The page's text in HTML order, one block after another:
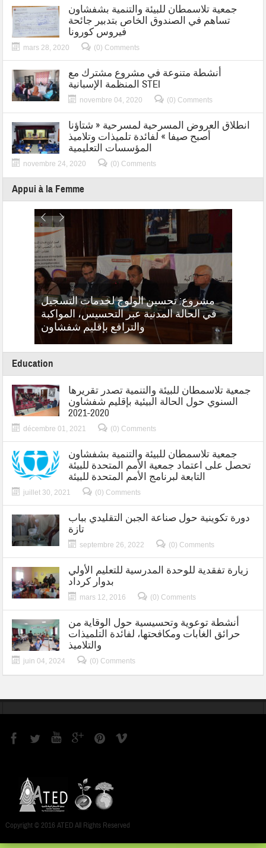
جمعية تلاسمطان للبيئة والتنمية بشفشاون
تساهم في الصندوق الخاص بتدبير جائحة
فيروس كورونا
mars 28, 2020 (0) Comments
أنشطة متنوعة في مشروع مشترك مع
المنظمة الإسبانية STEI
novembre 04, 2020 (0) Comments
انطلاق العروض المسرحية لمسرحية « شتاؤنا
أصبح صيفا » لفائدة تلميذات وتلاميذ
المؤسسات التعليمية
novembre 24, 2020 (0) Comments
Appui à la Femme
مشروع: تحسين الولوج لخدمات التسجيل
في الحالة المدنية عبر التحسيس، المواكبة
والترافع بإقليم شفشاون
Education
جمعية تلاسمطان للبيئة والتنمية تصدر تقريرها
السنوي حول الحالة البيئية بإقليم شفشاون
2020-2021
décembre 01, 2021 (0) Comments
جمعية تلاسمطان للبيئة والتنمية بشفشاون
تحصل على اعتماد جمعية الأمم المتحدة للبيئة
التابعة لبرنامج الأمم المتحدة للبيئة
juillet 30, 2021 (0) Comments
دورة تكوينية حول صناعة الجبن التقليدي بباب
تازة
septembre 26, 2022 (0) Comments
زيارة تفقدية للوحدة المدرسية للتعليم الأولي
بدوار كرداد
mars 12, 2016 (0) Comments
أنشطة توعوية وتحسيسية حول الوقاية من
حرائق الغابات ومكافحتها، لفائدة التلميذات
والتلاميذ
juin 04, 2024 (0) Comments
Copyright © 2016 ATED All Rights Reserved